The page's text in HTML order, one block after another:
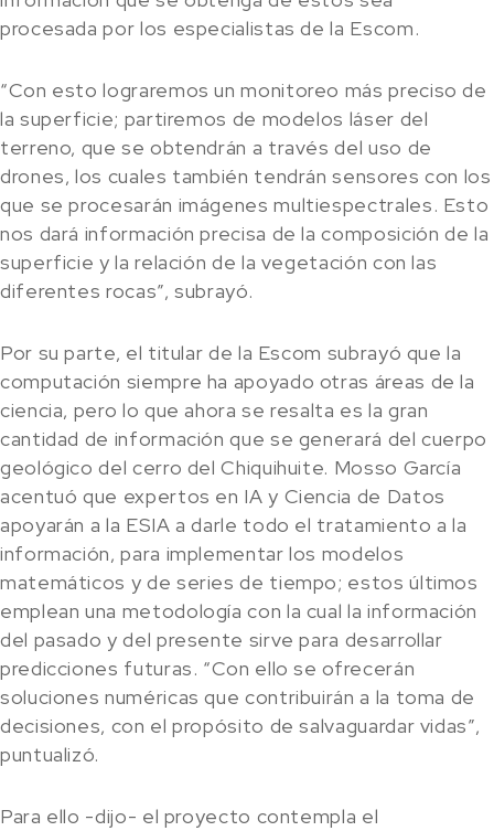
procesada por los especialistas de la Escom.
“Con esto lograremos un monitoreo más preciso de
la superficie; partiremos de modelos láser del
terreno, que se obtendrán a través del uso de
drones, los cuales también tendrán sensores con los
que se procesarán imágenes multiespectrales. Esto
nos dará información precisa de la composición de la
superficie y la relación de la vegetación con las
diferentes rocas”, subrayó.
Por su parte, el titular de la Escom subrayó que la
computación siempre ha apoyado otras áreas de la
ciencia, pero lo que ahora se resalta es la gran
cantidad de información que se generará del cuerpo
geológico del cerro del Chiquihuite. Mosso García
acentuó que expertos en IA y Ciencia de Datos
apoyarán a la ESIA a darle todo el tratamiento a la
información, para implementar los modelos
matemáticos y de series de tiempo; estos últimos
emplean una metodología con la cual la información
del pasado y del presente sirve para desarrollar
predicciones futuras. “Con ello se ofrecerán
soluciones numéricas que contribuirán a la toma de
decisiones, con el propósito de salvaguardar vidas”,
puntualizó.
Para ello -dijo- el proyecto contempla el